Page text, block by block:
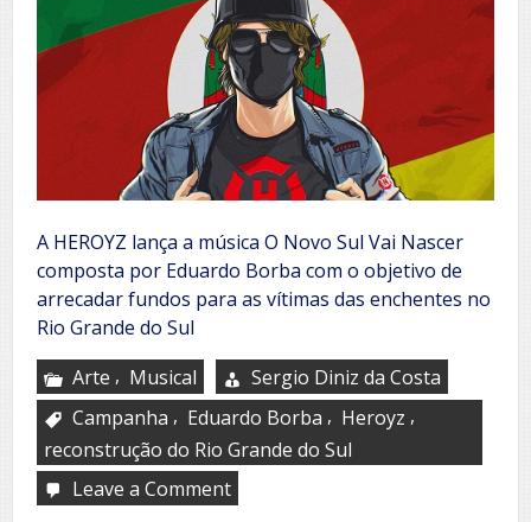
A HEROYZ lança a música O Novo Sul Vai Nascer
composta por Eduardo Borba com o objetivo de
arrecadar fundos para as vítimas das enchentes no
Rio Grande do Sul
Arte , Musical
Sergio Diniz da Costa
Campanha , Eduardo Borba , Heroyz ,
reconstrução do Rio Grande do Sul
Leave a Commenton